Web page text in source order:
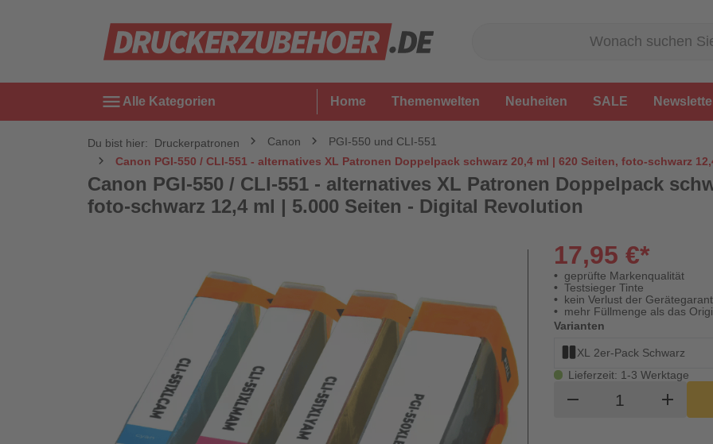
menu Alle Kategorien Home Themenwelten Neuheiten SALE
Du bist hier: Druckerpatronen Canon
PGI-550 und CLI-551
Canon PGI-550 / CLI-551 - alternatives XL Patronen Doppelpack schwarz 20,4 ml | 620 Seiten, foto-schwarz
Canon PGI-550 / CLI-551 - alternatives XL Patronen Doppelpack
foto-schwarz 12,4 ml | 5.000 Seiten - Digital Revolution
17,95 €*
geprüfte Markenqualität
Testsieger Tinte
kein Verlust der
mehr Füllmenge als das
Varianten
XL 2er-Pack Schwarz
Lieferzeit: 1-3 Werktage
remove Produktadd